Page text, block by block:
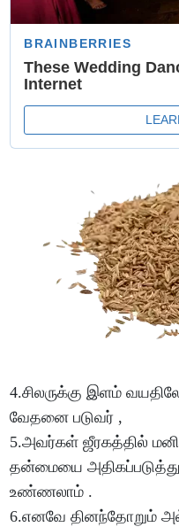
4.சிலருக்கு இளம்
வேதனை படுவர் ,
5.அவர்கள் ஜீரகத்தில்
தன்மையை
உண்ணலாம் .
6.எனவே தினந்தோறும்